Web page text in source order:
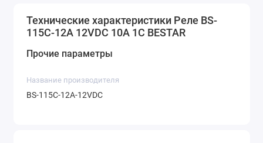
Технические характеристики Реле BS-
115C-12A 12VDC 10A 1C BESTAR
Прочие параметры
Название производителя
BS-115C-12A-12VDC